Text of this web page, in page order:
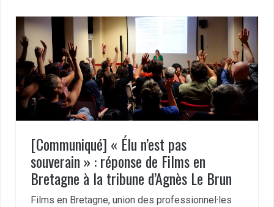
[Communiqué] « Élu n’est pas
souverain » : réponse de Films en
Bretagne à la tribune d’Agnès Le Brun
Films en Bretagne, union des professionnel·les